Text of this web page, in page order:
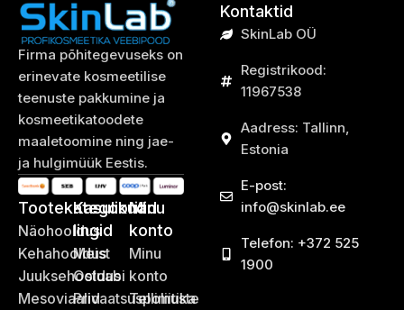
Firma põhitegevuseks on
erinevate kosmeetilise
teenuste pakkumine ja
kosmeetikatoodete
maaletoomine ning jae-
ja hulgimüük Eestis.
Tootekategooriad
Näohooldus
Kehahooldus
Juuksehooldus
Mesoviaalid
Kasulikud
lingid
Meist
Ostuabi
Privaatsuspoliitika
Minu
konto
Minu
konto
Tellimuste
Kontaktid
SkinLab OÜ
Registrikood:
11967538
Aadress: Tallinn,
Estonia
E-post:
info@skinlab.ee
Telefon: +372 525
1900